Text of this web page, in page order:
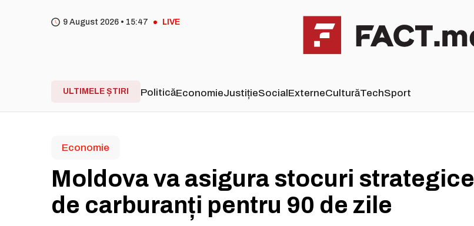
9 August 2026 • 15 47 LIVE
ULTIMELE ȘTIRI PoliticăEconomieJustițieSocialExterneCulturăTechSport
Economie
Moldova va asigura stocuri strategice
de carburanți pentru 90 de zile